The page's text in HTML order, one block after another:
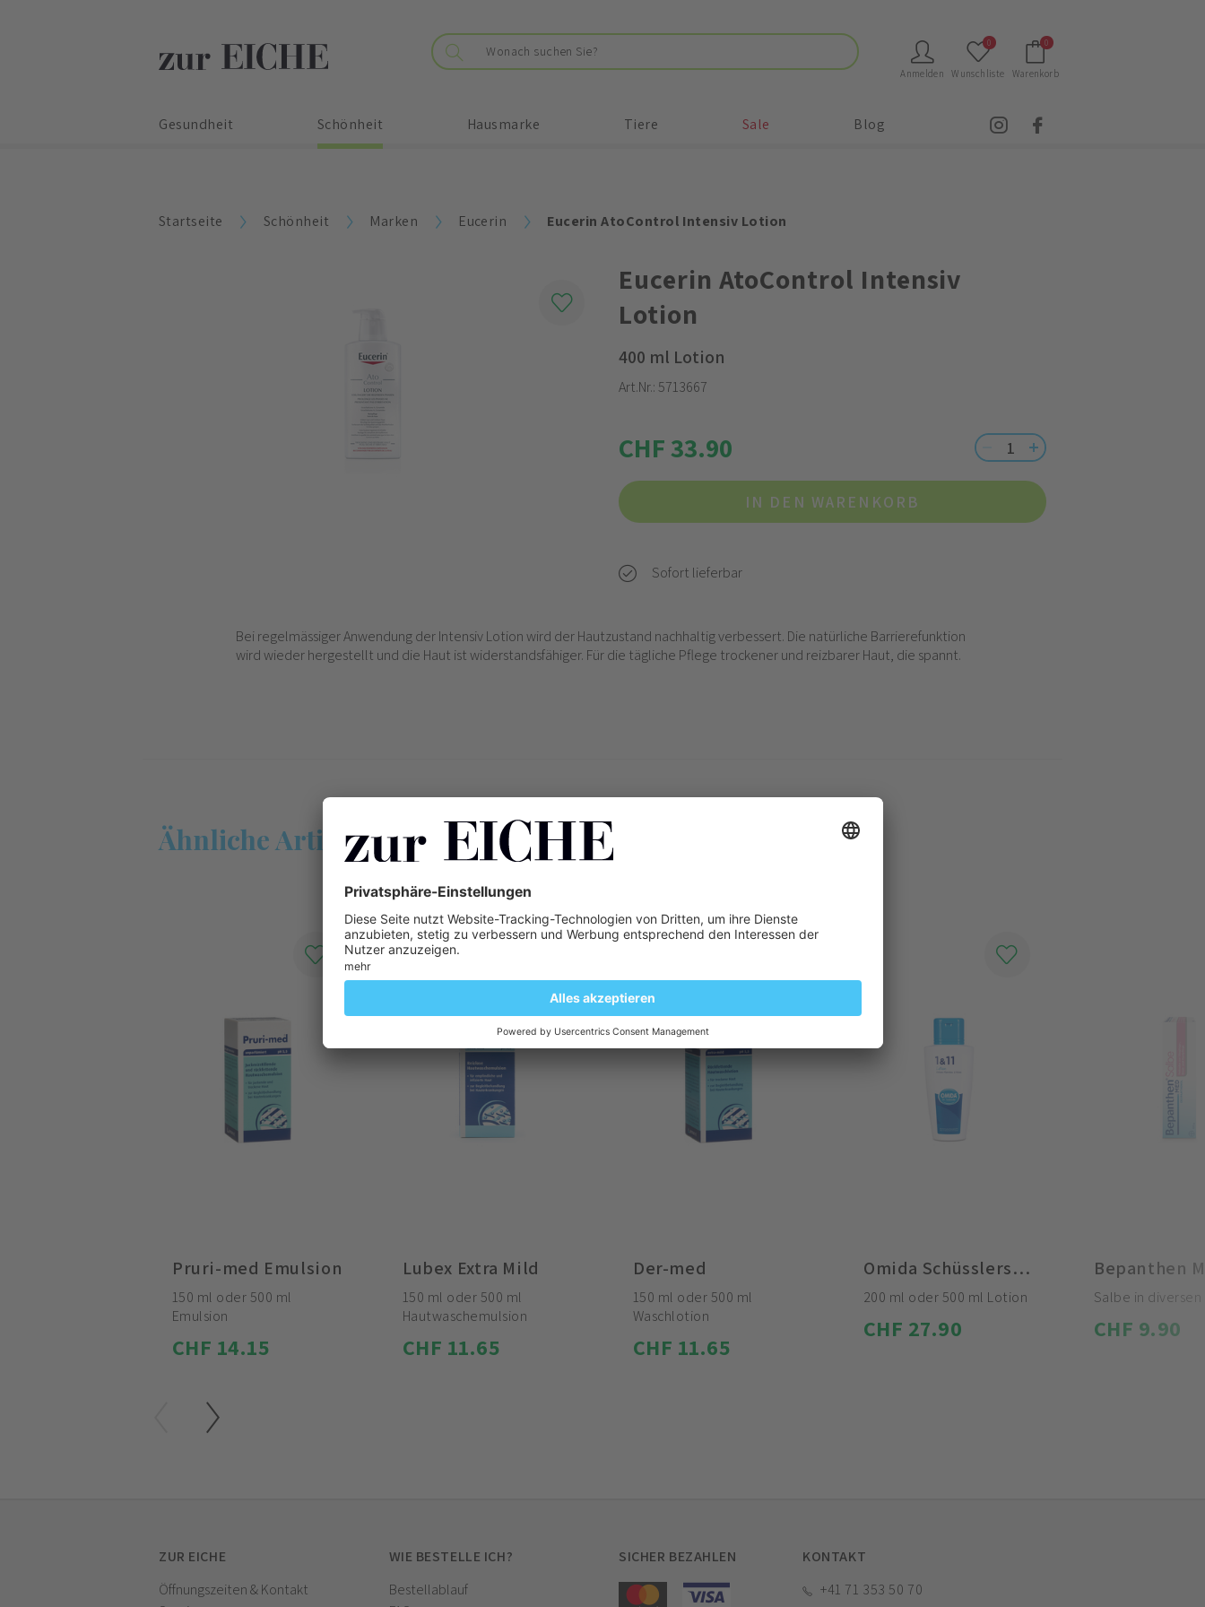
Anmelden
0
Wunschliste
0
Warenkorb
Gesundheit Schönheit Hausmarke Tiere Sale Blog
Startseite Schönheit Marken Eucerin Eucerin AtoControl Intensiv Lotion
Eucerin AtoControl Intensiv
Lotion
400 ml Lotion
Art.Nr.:5713667
CHF 33.90
IN DEN WARENKORB
Sofort lieferbar
Bei regelmässiger Anwendung der Intensiv Lotion wird der Hautzustand nachhaltig verbessert. Die natürliche Barrierefunktion
wird wieder hergestellt und die Haut ist widerstandsfähiger. Für die tägliche Pflege trockener und reizbarer Haut, die spannt.
Ähnliche Artikel
Pruri-med Emulsion
150 ml oder 500 ml
Emulsion
CHF 14.15
Lubex Extra Mild
150 ml oder 500 ml
Hautwaschemulsion
CHF 11.65
Der-med
150 ml oder 500 ml
Waschlotion
CHF 11.65
Omida Schüsslersalz Nr. 1 Calcium fluoratum + Nr. 11 Silicea
200 ml oder 500 ml Lotion
CHF 27.90
Salbe in diversen
CHF 9.90
KONTAKT
+41 71 353 50 70
ZUR EICHE
Öffnungszeiten & Kontakt
WIE BESTELLE ICH?
Bestellablauf
SICHER BEZAHLEN